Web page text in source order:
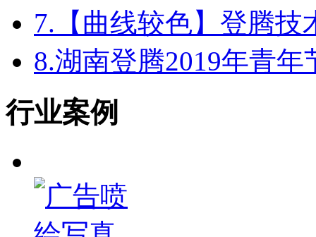
7. 【曲线较色】登腾
8.湖南登腾2019年青
行业案例